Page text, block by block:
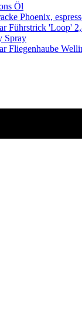
Öl
Phoenix,
Führstrick 'Loop'
Spray
Fliegenhaube